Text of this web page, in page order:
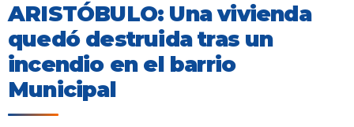
ARISTÓBULO: Una vivienda
quedó destruida tras un
incendio en el barrio
Municipal